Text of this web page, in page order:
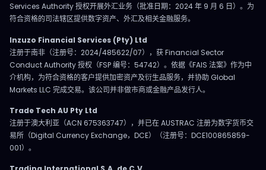
Services Authority 授权开展外汇业务（批准日期：2024 年 9 月 6 日）。为
符合资格的司法辖区提供数字资产、外汇及相关金融服务。
Inzuzo Financial Services (Pty) Ltd
注册于南非（注册号：2024/485622/07），获 Financial Sector
Conduct Authority 授权（FSP 编号：54742）。依据《FAIS 法案》作为中
介机构，为符合资格的客户提供加密资产及衍生品服务，并协助 Global
Markets LLC 完成交易。该公司并非做市商或金融产品发行人。
Trade Tech AU Pty Ltd
注册于澳大利亚（ACN 675363747），并已在 AUSTRAC 注册为数字货币交
易所（Digital Currency Exchange，DCE）（注册号：DCE100865859-
001）。